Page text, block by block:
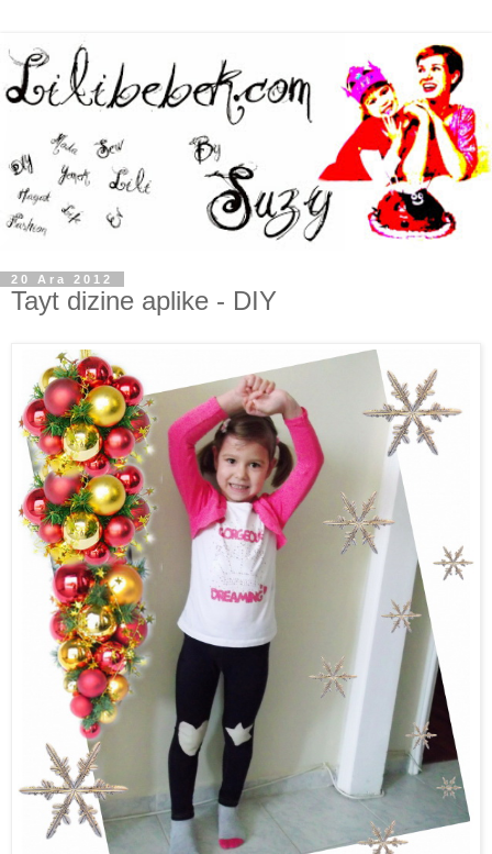
20 Ara 2012
Tayt dizine aplike - DIY